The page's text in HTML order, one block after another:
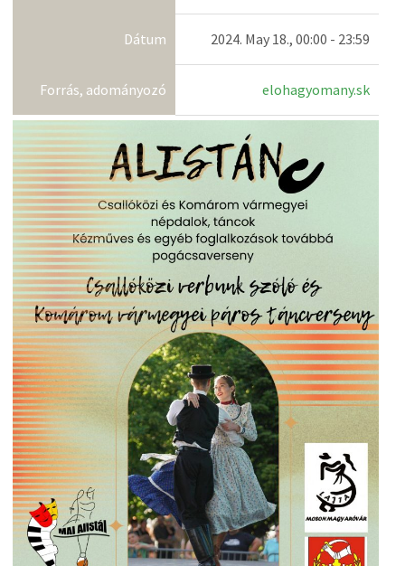
Dátum 2024. May 18., 00:00 - 23:59
Forrás, adományozó elohagyomany.sk